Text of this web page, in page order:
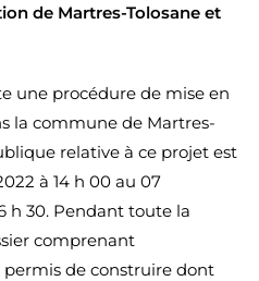
de Martres-Tolosane et
une procédure de mise en
la commune de Martres-
relative à ce projet est
à 14 h 00 au 07
h 30. Pendant toute la
comprenant
de construire dont